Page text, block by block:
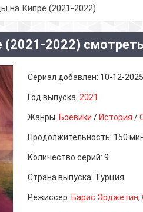
на Кипре (2021-2022)
2022)
Сериал добавлен: 10-12-2025
Год выпуска: 2021
Жанры: Боевики / История /
Продолжительность: 150
Количество серий: 9
Страна выпуска: Турция
Режиссер: Барис Эрджетин,